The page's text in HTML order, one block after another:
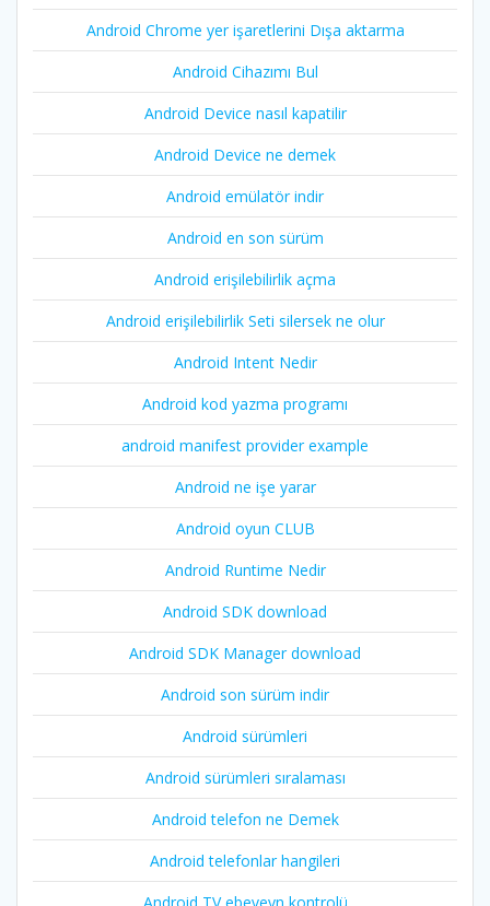
Android Chrome yer işaretlerini Dışa aktarma
Android Cihazımı Bul
Android Device nasıl kapatilir
Android Device ne demek
Android emülatör indir
Android en son sürüm
Android erişilebilirlik açma
Android erişilebilirlik Seti silersek ne olur
Android Intent Nedir
Android kod yazma programı
android manifest provider example
Android ne işe yarar
Android oyun CLUB
Android Runtime Nedir
Android SDK download
Android SDK Manager download
Android son sürüm indir
Android sürümleri
Android sürümleri sıralaması
Android telefon ne Demek
Android telefonlar hangileri